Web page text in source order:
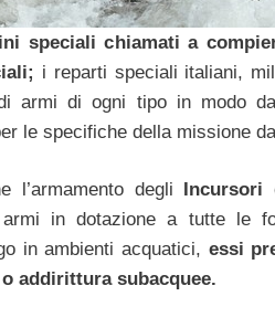
speciali chiamati a
i reparti speciali italiani,
armi di ogni tipo in modo
le specifiche della missione
l’armamento degli Incursori
in dotazione a tutte le
in ambienti acquatici, essi
addirittura subacquee.